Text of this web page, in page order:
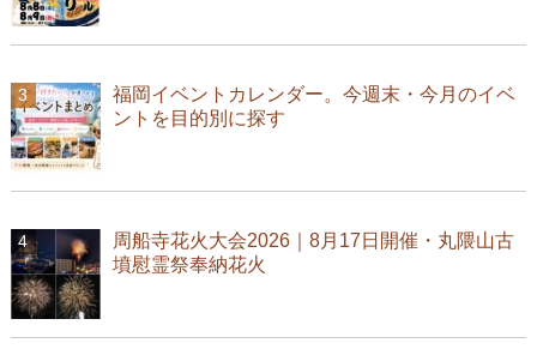
福岡イベントカレンダー。今週末・今月のイベ
ントを目的別に探す
周船寺花火大会2026｜8月17日開催・丸隈山古
墳慰霊祭奉納花火